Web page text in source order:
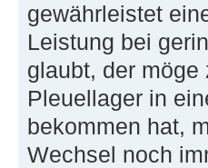
gewährleistet
Leistung bei
glaubt, der
Pleuellager in
bekommen hat,
Wechsel noch